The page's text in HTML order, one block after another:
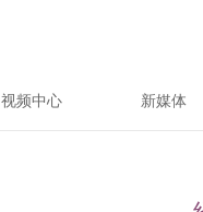
视频中心 新媒体